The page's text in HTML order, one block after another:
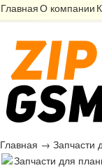
ГлавнаяО компании
Главная → Запчасти
Запчасти для